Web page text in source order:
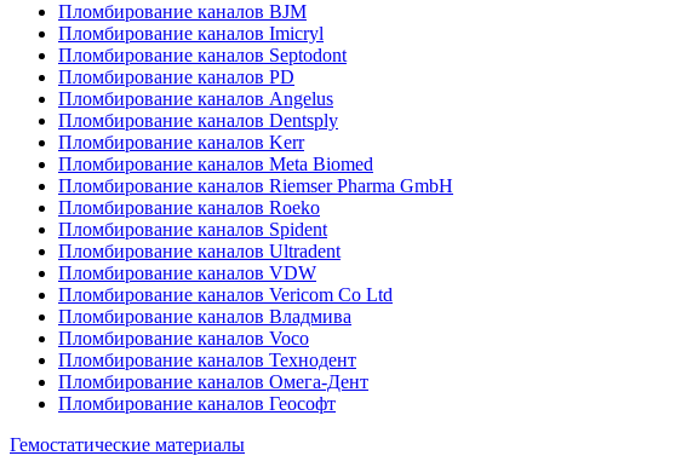
Пломбирование каналов BJM
Пломбирование каналов Imicryl
Пломбирование каналов Septodont
Пломбирование каналов PD
Пломбирование каналов Angelus
Пломбирование каналов Dentsply
Пломбирование каналов Kerr
Пломбирование каналов Meta Biomed
Пломбирование каналов Riemser Pharma GmbH
Пломбирование каналов Roeko
Пломбирование каналов Spident
Пломбирование каналов Ultradent
Пломбирование каналов VDW
Пломбирование каналов Vericom Co Ltd
Пломбирование каналов Владмива
Пломбирование каналов Voco
Пломбирование каналов Технодент
Пломбирование каналов Омега-Дент
Пломбирование каналов Геософт
Гемостатические материалы